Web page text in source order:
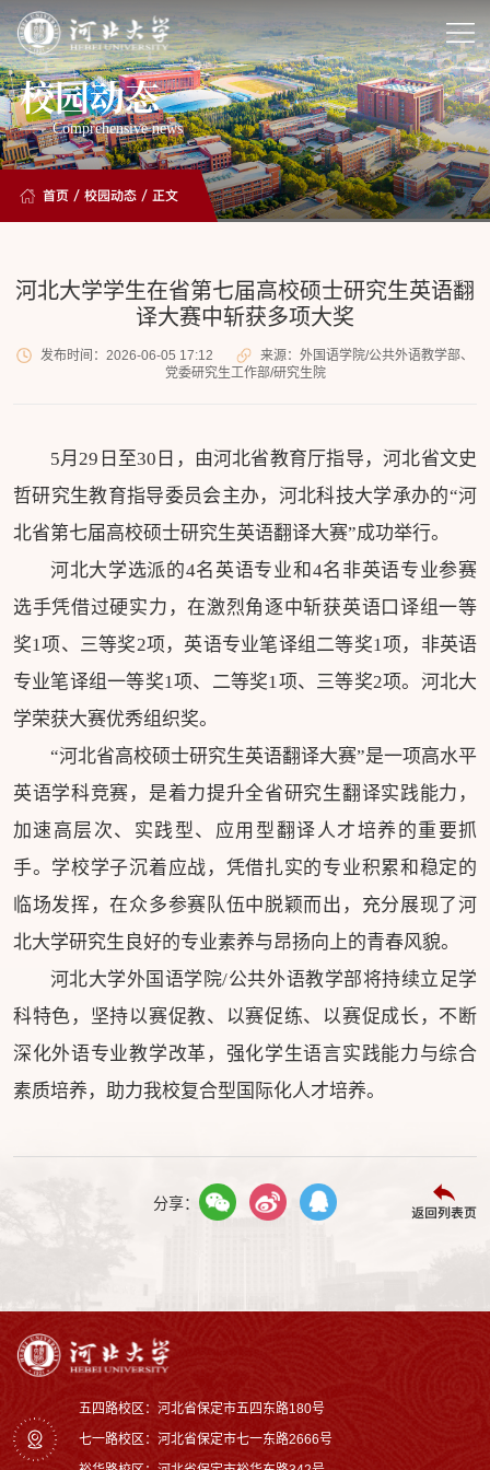
校园动态
Comprehensive news
首页 /校园动态 / 正文
河北大学学生在省第七届高校硕士研究生英语翻
译大赛中斩获多项大奖
发布时间：2026-06-05 17:12
来源：外国语学院/公共外语教学部、
党委研究生工作部/研究生院
5月29日至30日，由河北省教育厅指导，河北省文史
哲研究生教育指导委员会主办，河北科技大学承办的“河
北省第七届高校硕士研究生英语翻译大赛”成功举行。
河北大学选派的4名英语专业和4名非英语专业参赛
选手凭借过硬实力，在激烈角逐中斩获英语口译组一等
奖1项、三等奖2项，英语专业笔译组二等奖1项，非英语
专业笔译组一等奖1项、二等奖1项、三等奖2项。河北大
学荣获大赛优秀组织奖。
“河北省高校硕士研究生英语翻译大赛”是一项高水平
英语学科竞赛，是着力提升全省研究生翻译实践能力，
加速高层次、实践型、应用型翻译人才培养的重要抓
手。学校学子沉着应战，凭借扎实的专业积累和稳定的
临场发挥，在众多参赛队伍中脱颖而出，充分展现了河
北大学研究生良好的专业素养与昂扬向上的青春风貌。
河北大学外国语学院/公共外语教学部将持续立足学
科特色，坚持以赛促教、以赛促练、以赛促成长，不断
深化外语专业教学改革，强化学生语言实践能力与综合
素质培养，助力我校复合型国际化人才培养。
分享： 返回列表页
五四路校区：河北省保定市五四东路180号
七一路校区：‌河北省保定市七一东路2666号